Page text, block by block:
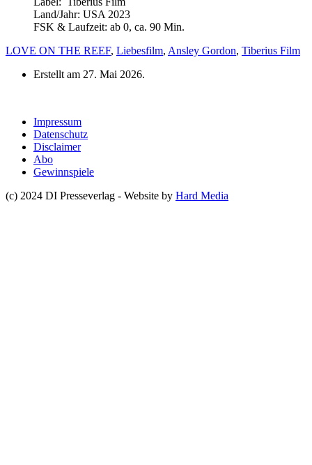
Land/Jahr: USA 2023
FSK & Laufzeit: ab 0, ca. 90 Min.
LOVE ON THE REEF, Liebesfilm, Ansley Gordon, Tiberius Film
Erstellt am 27. Mai 2026.
Impressum
Datenschutz
Disclaimer
Abo
Gewinnspiele
(c) 2024 DI Presseverlag - Website by Hard Media